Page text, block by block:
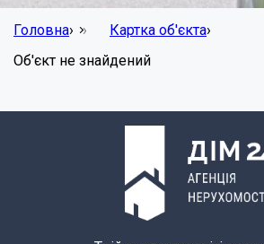
Головна› Картка об'єкта›
Об'єкт не знайдений